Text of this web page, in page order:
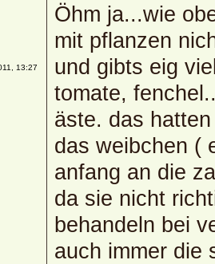
13:27
Öhm ja...wie
mit pflanzen
und gibts eig
tomate,
äste. das
das weibchen (
anfang an die
da sie nicht
behandeln bei
auch immer die